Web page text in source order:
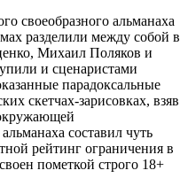
своеобразного альманаха
разделили между собой в
Михаил Поляков и
и сценаристами
парадоксальные
скетчах-зарисовках, взяв
составил чуть
рейтинг ограничения в
пометкой строго 18+